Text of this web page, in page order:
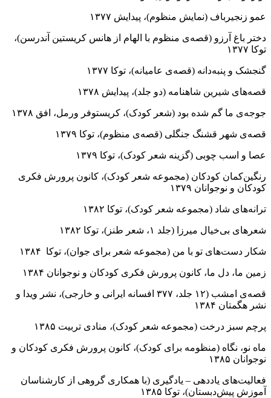
عمو زنجیرباف (نمایش منظوم)، پیدایش ۱۳۷۷
دختر باغ آرزو (قصه‌ی منظوم با الهام از هانس کریستین آندرسن)،
توکا ۱۳۷۷
گنجشک و پنبه‌دانه (قصه‌ی عامیانه)، توکا ۱۳۷۷
قصه‌های شیرین شاهنامه (دو جلد)، پیدایش ۱۳۷۸
جوجه‌ی ما گم شده بود (شعر کودک)، کریستوفر ورمل، افق ۱۳۷۸
قصه‌ی شهر قشنگ جنگلی (قصه‌ی منظوم)، توکا ۱۳۷۹
عصا و اسب چوبی (گزینه شعر کودک)، توکا ۱۳۷۹
رنگین‌کمان کودکان (مجموعه شعر کودک)، کانون پرورش فکری
کودکان و نوجوانان ۱۳۷۹
ترانه‌های شاد (مجموعه شعر کودک)، توکا ۱۳۸۲
شعرهای بی‌خیال میرزا (جلد ۱، شعر طنز)، توکا ۱۳۸۲
شکار دست‌های تو با من (مجموعه شعر برای جوان)، توکا ۱۳۸۴
زمین ما، دل ما، کانون پرورش فکری کودکان و نوجوانان ۱۳۸۴
قصه‌‌ی امشب (۱۲ جلد، ۳۷۷ افسانه ایرانی و خارجی)،‌ نشر ویدا و
نشر هگمتان ۱۳۸۴
پرچم سبز درخت (مجموعه شعر کودک)، منادی تربیت ۱۳۸۵
ماه نو، نگاه (منظومه برای کودک)، کانون پرورش فکری کودکان و
نوجوانان ۱۳۸۵
فعالیت‌های یاددهی – یادگیری (با همکاری گروهی از کارشناسان
آموزش پیش‌دبستان)، توکا ۱۳۸۵